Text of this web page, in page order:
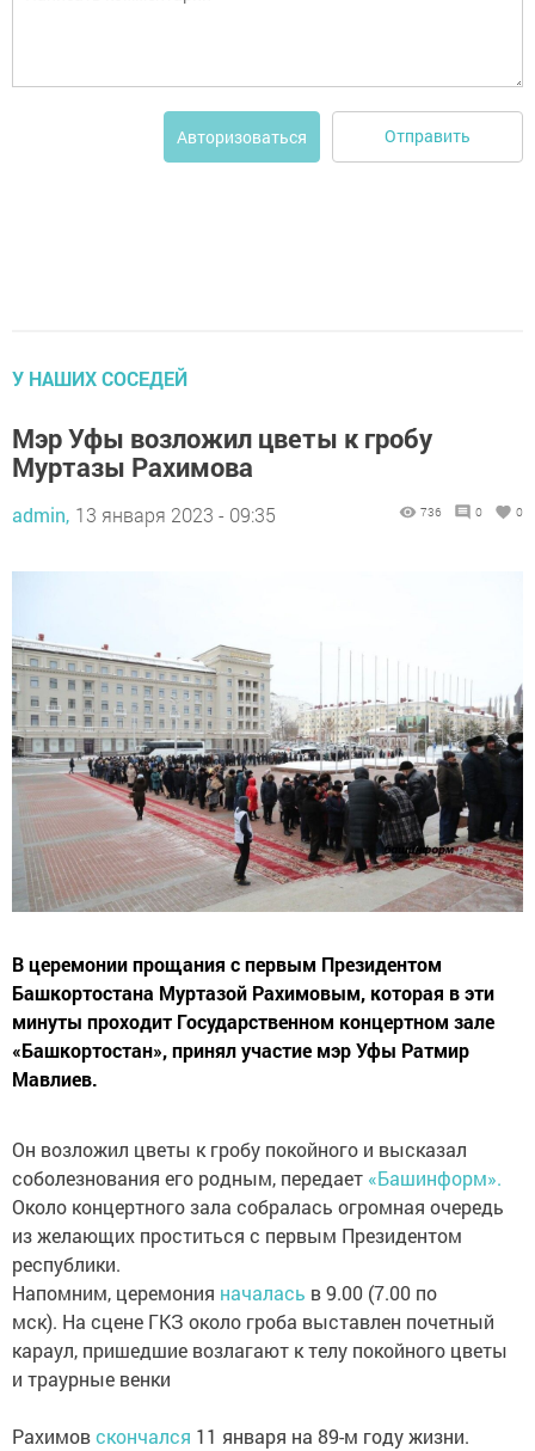
Авторизоваться Отправить
У НАШИХ СОСЕДЕЙ
Мэр Уфы возложил цветы к гробу
Муртазы Рахимова
admin, 13 января 2023 - 09:35 736 0 0
В церемонии прощания с первым Президентом
Башкортостана Муртазой Рахимовым, которая в эти
минуты проходит Государственном концертном зале
«Башкортостан», принял участие мэр Уфы Ратмир
Мавлиев.
Он возложил цветы к гробу покойного и высказал
соболезнования его родным, передает «Башинформ».
Около концертного зала собралась огромная очередь
из желающих проститься с первым Президентом
республики.
Напомним, церемония началась в 9.00 (7.00 по
мск). На сцене ГКЗ около гроба выставлен почетный
караул, пришедшие возлагают к телу покойного цветы
и траурные венки
Рахимовскончался 11 января на 89-м году жизни.